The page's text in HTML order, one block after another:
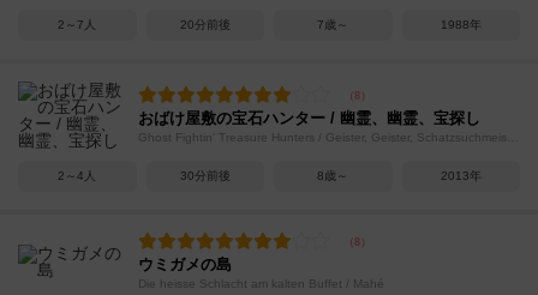
2～7人 20分前後 7歳～ 1988年
おばけ屋敷の宝石ハンター / 幽霊、幽霊、宝探し
2～4人 30分前後 8歳～ 2013年
ウミガメの島
Die heisse Schlacht am kalten Buffet / Mahé